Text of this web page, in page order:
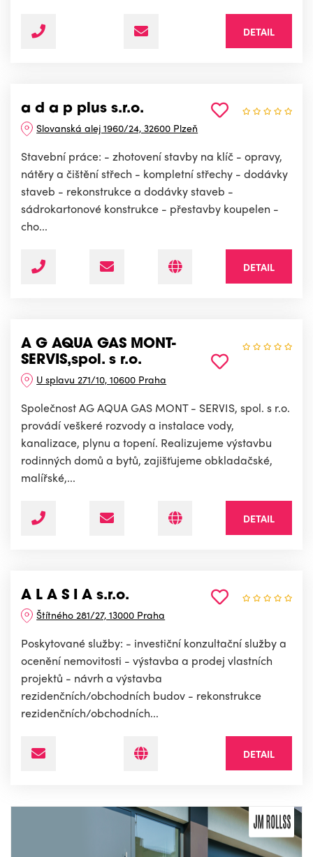
DETAIL
a d a p plus s.r.o.
Slovanská alej 1960/24, 32600 Plzeň
Stavební práce: - zhotovení stavby na klíč - opravy,
nátěry a čištění střech - kompletní střechy - dodávky
staveb - rekonstrukce a dodávky staveb -
sádrokartonové konstrukce - přestavby koupelen -
cho...
DETAIL
A G AQUA GAS MONT-
SERVIS,spol. s r.o.
U splavu 271/10, 10600 Praha
Společnost AG AQUA GAS MONT - SERVIS, spol. s r.o.
provádí veškeré rozvody a instalace vody,
kanalizace, plynu a topení. Realizujeme výstavbu
rodinných domů a bytů, zajišťujeme obkladačské,
malířské,...
DETAIL
A L A S I A s.r.o.
Štítného 281/27, 13000 Praha
Poskytované služby: - investiční konzultační služby a
ocenění nemovitosti - výstavba a prodej vlastních
projektů - návrh a výstavba
rezidenčních/obchodních budov - rekonstrukce
rezidenčních/obchodních...
DETAIL